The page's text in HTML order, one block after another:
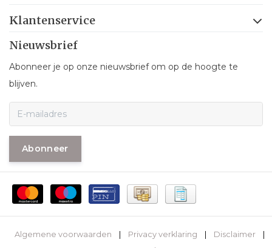
Klantenservice
Nieuwsbrief
Abonneer je op onze nieuwsbrief om op de hoogte te
blijven.
Abonneer
Algemene voorwaarden Privacy verklaring Disclaimer